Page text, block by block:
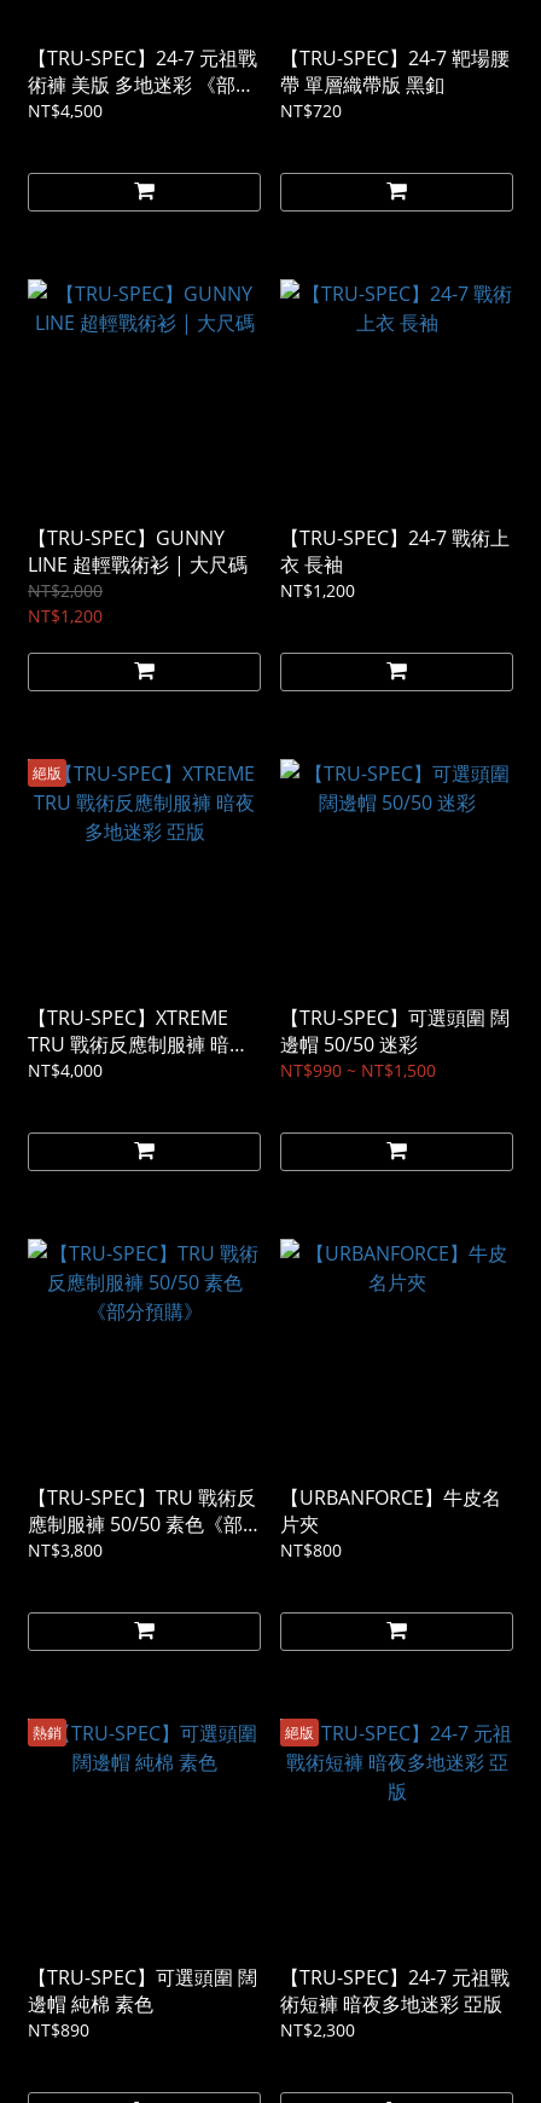
【TRU-SPEC】24-7 元祖戰
術褲 美版 多地迷彩 《部分
預購》
NT$4,500
【TRU-SPEC】24-7 靶場腰
帶 單層織帶版 黑釦
NT$720
【TRU-SPEC】GUNNY
LINE 超輕戰術衫 | 大尺碼
NT$2,000
NT$1,200
【TRU-SPEC】24-7 戰術上
衣 長袖
NT$1,200
絕版
【TRU-SPEC】XTREME
TRU 戰術反應制服褲 暗夜
多地迷彩 亞版
NT$4,000
【TRU-SPEC】可選頭圍 闊
邊帽 50/50 迷彩
NT$990 ~ NT$1,500
【TRU-SPEC】TRU 戰術反
應制服褲 50/50 素色《部
分預購》
NT$3,800
【URBANFORCE】牛皮名
片夾
NT$800
熱銷
【TRU-SPEC】可選頭圍 闊
邊帽 純棉 素色
NT$890
絕版
【TRU-SPEC】24-7 元祖戰
術短褲 暗夜多地迷彩 亞版
NT$2,300